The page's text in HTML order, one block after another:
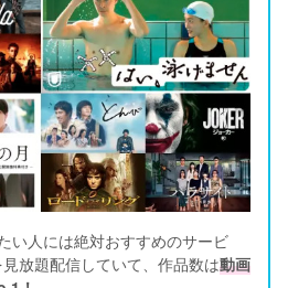
い人には絶対おすすめのサービ
放題配信していて、作品数は動画